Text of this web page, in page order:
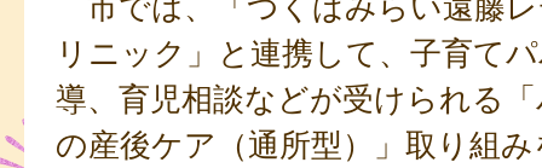
リニック」と連携して、子育て
導、育児相談などが受けられる
の産後ケア（通所型）」取り組